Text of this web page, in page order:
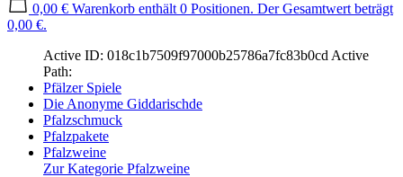
0,00 € Warenkorb enthält 0 Positionen. Der Gesamtwert beträgt
0,00 €.
Active ID: 018c1b7509f97000b25786a7fc83b0cd Active
Path:
Pfälzer Spiele
Die Anonyme Giddarischde
Pfalzschmuck
Pfalzpakete
Pfalzweine
Zur Kategorie Pfalzweine